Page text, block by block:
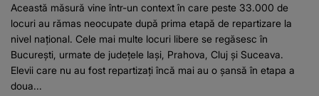
Această măsură vine într-un context în care peste 33.000 de
locuri au rămas neocupate după prima etapă de repartizare la
nivel național. Cele mai multe locuri libere se regăsesc în
București, urmate de județele Iași, Prahova, Cluj și Suceava.
Elevii care nu au fost repartizați încă mai au o șansă în etapa a
doua...